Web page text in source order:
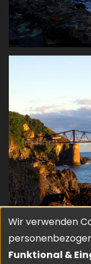
Wir verwenden
Funktional &